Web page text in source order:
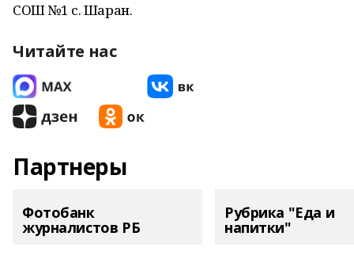
СОШ №1 с. Шаран.
Читайте нас
Партнеры
Фотобанк
журналистов РБ
Рубрика "Еда и
напитки"